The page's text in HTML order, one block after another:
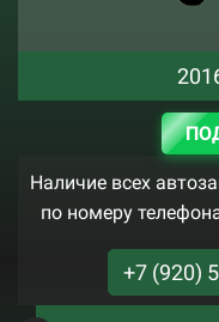
Наличие всех
по номеру
+7 (920)